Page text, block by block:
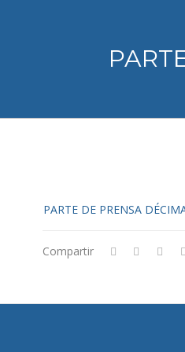
PARTE DE PRENSA
Compartir